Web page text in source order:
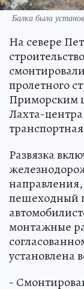
Балка была
На севере
пролетного
Приморским
Лахта-
Развязка
пешеходный
монтажные
установлена
-